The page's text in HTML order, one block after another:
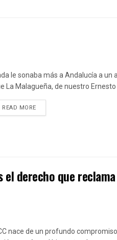
le sonaba más a Andalucía a
La Malagueña, de nuestro Ernesto
READ MOREDETAILS
derecho que
nace de un profundo